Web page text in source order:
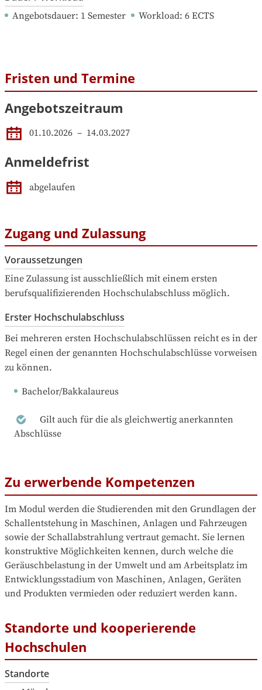
Angebotsdauer: 1 Semester Workload: 6 ECTS
Fristen und Termine
Angebotszeitraum
01.10.2026 – 14.03.2027
Anmeldefrist
abgelaufen
Zugang und Zulassung
Voraussetzungen
Eine Zulassung ist ausschließlich mit einem ersten
berufsqualifizierenden Hochschulabschluss möglich.
Erster Hochschulabschluss
Bei mehreren ersten Hochschulabschlüssen reicht es in der
Regel einen der genannten Hochschulabschlüsse vorweisen
zu können.
Bachelor/Bakkalaureus
Gilt auch für die als gleichwertig anerkannten
Abschlüsse
Zu erwerbende Kompetenzen
Im Modul werden die Studierenden mit den Grundlagen der
Schallentstehung in Maschinen, Anlagen und Fahrzeugen
sowie der Schallabstrahlung vertraut gemacht. Sie lernen
konstruktive Möglichkeiten kennen, durch welche die
Geräuschbelastung in der Umwelt und am Arbeitsplatz im
Entwicklungsstadium von Maschinen, Anlagen, Geräten
und Produkten vermieden oder reduziert werden kann.
Standorte und kooperierende
Hochschulen
Standorte